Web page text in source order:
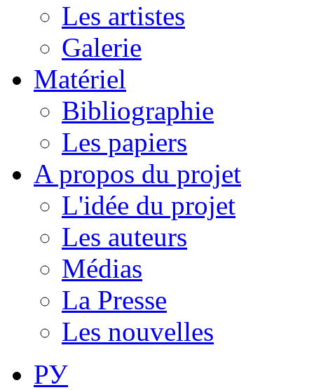
Les artistes
Galerie
Matériel
Bibliographie
Les papiers
A propos du projet
L'idée du projet
Les auteurs
Médias
La Presse
Les nouvelles
РУ